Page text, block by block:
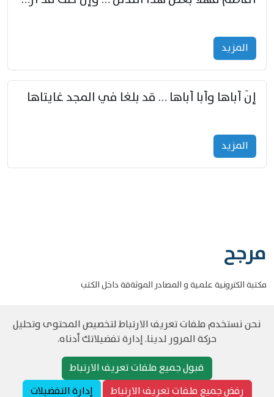
المزید
إنّ أباها وأبا أباها … قد بلغا في المجد غايتاها
المزید
مرجح
مكتبة الكترونية علمية و المصادر الموثةقة داخل الكتب
حقوق الطبع والنشر مرجح جميع الحقوق محفوظةسياسة و الخصوصية
نحن نستخدم ملفات تعريف الارتباط لتخصيص المحتوى وتحليل
حركة المرور لدينا. إدارة تفضيلاتك أدناه.
قبول جميع ملفات تعريف الارتباط
رفض جميع ملفات تعريف الارتباط
إدارة التفضيلات